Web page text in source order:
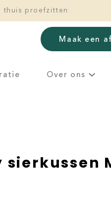
thuis proefzitten
Maak een
Over ons
sierkussen